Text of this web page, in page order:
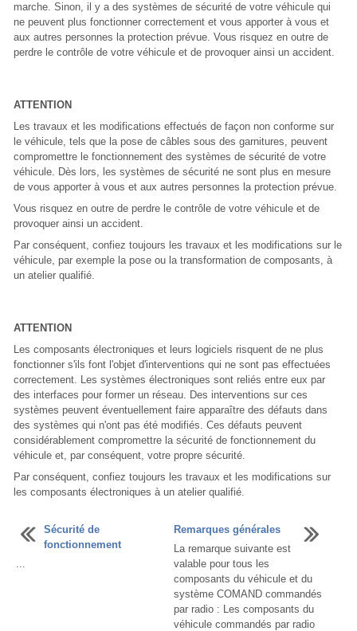
marche. Sinon, il y a des systèmes de sécurité de votre véhicule qui
ne peuvent plus fonctionner correctement et vous apporter à vous et
aux autres personnes la protection prévue. Vous risquez en outre de
perdre le contrôle de votre véhicule et de provoquer ainsi un accident.
ATTENTION
Les travaux et les modifications effectués de façon non conforme sur
le véhicule, tels que la pose de câbles sous des garnitures, peuvent
compromettre le fonctionnement des systèmes de sécurité de votre
véhicule. Dès lors, les systèmes de sécurité ne sont plus en mesure
de vous apporter à vous et aux autres personnes la protection prévue.
Vous risquez en outre de perdre le contrôle de votre véhicule et de
provoquer ainsi un accident.
Par conséquent, confiez toujours les travaux et les modifications sur le
véhicule, par exemple la pose ou la transformation de composants, à
un atelier qualifié.
ATTENTION
Les composants électroniques et leurs logiciels risquent de ne plus
fonctionner s'ils font l'objet d'interventions qui ne sont pas effectuées
correctement. Les systèmes électroniques sont reliés entre eux par
des interfaces pour former un réseau. Des interventions sur ces
systèmes peuvent éventuellement faire apparaître des défauts dans
des systèmes qui n'ont pas été modifiés. Ces défauts peuvent
considérablement compromettre la sécurité de fonctionnement du
véhicule et, par conséquent, votre propre sécurité.
Par conséquent, confiez toujours les travaux et les modifications sur
les composants électroniques à un atelier qualifié.
Sécurité de
fonctionnement
...
Remarques générales
La remarque suivante est
valable pour tous les
composants du véhicule et du
système COMAND commandés
par radio : Les composants du
véhicule commandés par radio